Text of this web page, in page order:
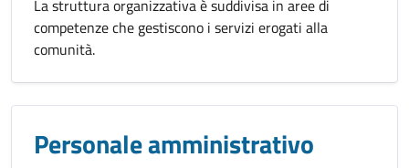
La struttura organizzativa è suddivisa in aree di
competenze che gestiscono i servizi erogati alla
comunità.
Personale amministrativo